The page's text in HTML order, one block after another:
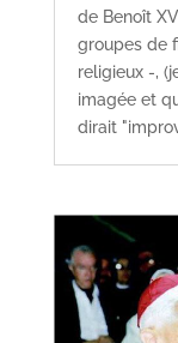
de Benoît
groupes de
religieux -,
imagée et
dirait